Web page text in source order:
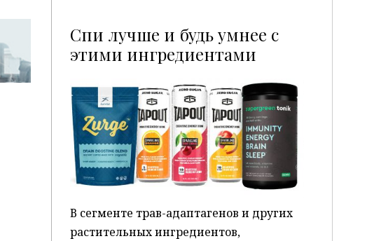
Спи лучше и будь умнее с
этими ингредиентами
P
В сегменте трав-адаптагенов и других
растительных ингредиентов,